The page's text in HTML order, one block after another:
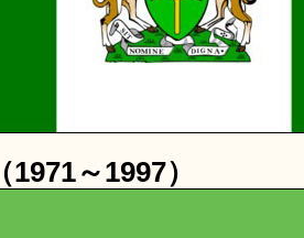
（1971～1997）